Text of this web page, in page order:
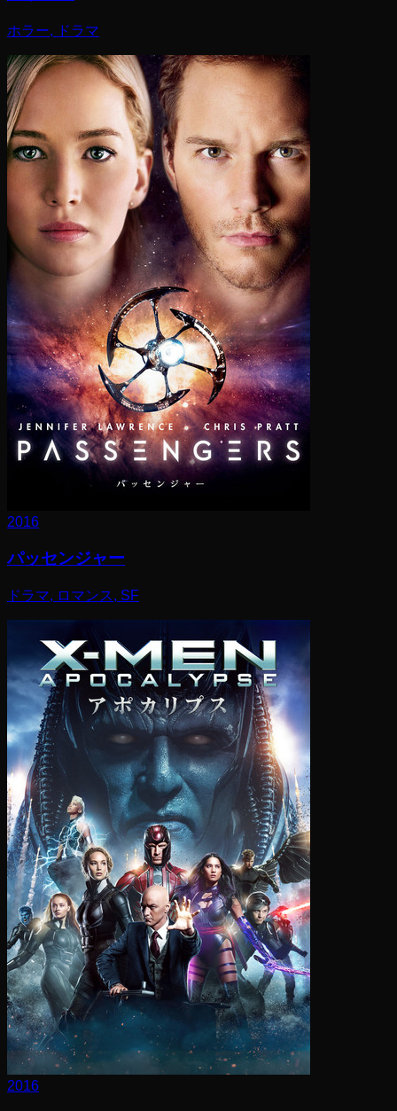
ホラー, ドラマ
2016
パッセンジャー
ドラマ, ロマンス, SF
2016